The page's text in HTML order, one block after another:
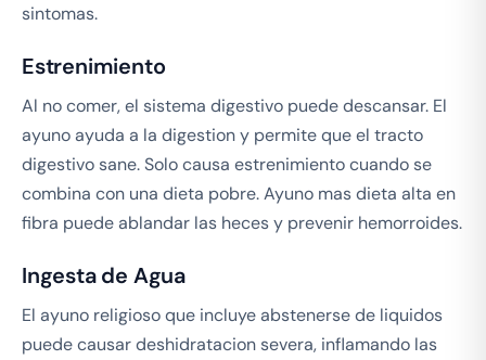
sintomas.
Estrenimiento
Al no comer, el sistema digestivo puede descansar. El
ayuno ayuda a la digestion y permite que el tracto
digestivo sane. Solo causa estrenimiento cuando se
combina con una dieta pobre. Ayuno mas dieta alta en
fibra puede ablandar las heces y prevenir hemorroides.
Ingesta de Agua
El ayuno religioso que incluye abstenerse de liquidos
puede causar deshidratacion severa, inflamando las